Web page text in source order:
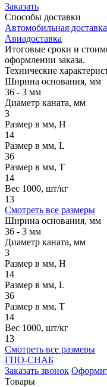
Заказать
Способы доставки
Автомобильная доставка
Авиадоставка
Итоговые сроки и
оформлении заказа.
Технические
Ширина основания, мм
36 - 3 мм
Диаметр каната, мм
3
Размер в мм, H
14
Размер в мм, L
36
Размер в мм, T
14
Вес 1000, шт/кг
13
Смотреть все размеры
Ширина основания, мм
36 - 3 мм
Диаметр каната, мм
3
Размер в мм, H
14
Размер в мм, L
36
Размер в мм, T
14
Вес 1000, шт/кг
13
Смотреть все размеры
ГПО-СНАБ
Заказать звонок
Товары